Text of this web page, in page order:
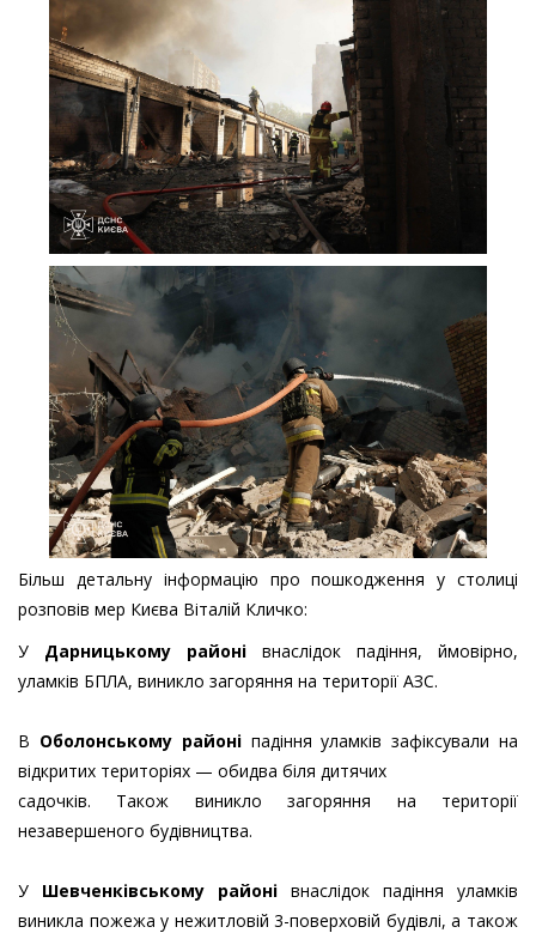
Більш детальну інформацію про пошкодження у столиці
розповів мер Києва Віталій Кличко:
У Дарницькому районі внаслідок падіння, ймовірно,
уламків БПЛА, виникло загоряння на території АЗС.
В Оболонському районіпадіння уламків зафіксували на
відкритих територіях — обидва біля дитячих
садочків. Також виникло загоряння на території
незавершеного будівництва.
У Шевченківському районі внаслідок падіння уламків
виникла пожежа у нежитловій 3-поверховій будівлі, а також